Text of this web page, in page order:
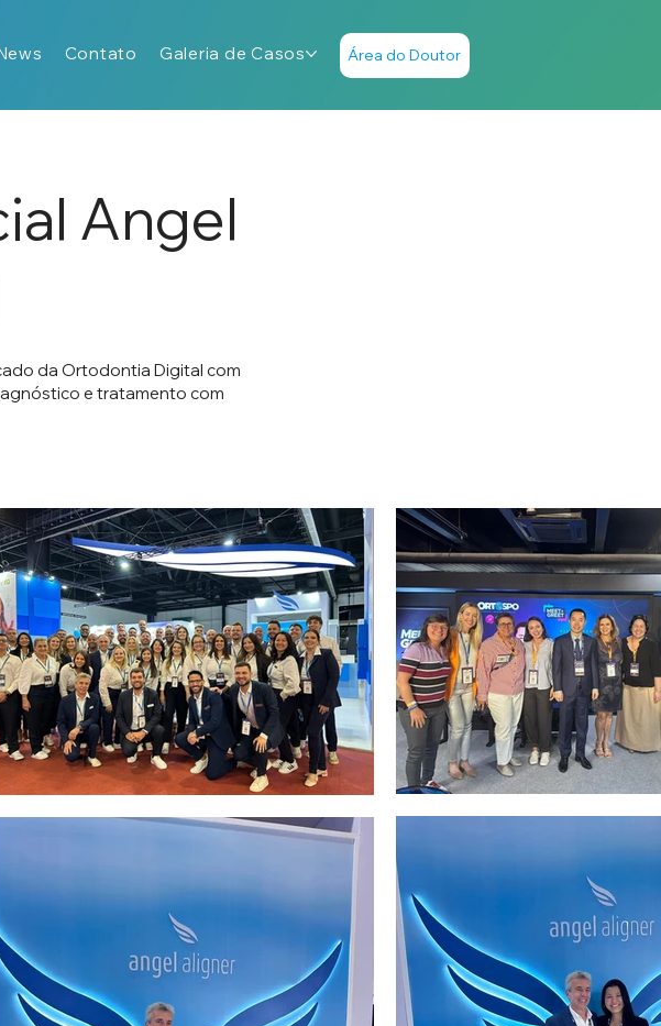
Contato Galeria de Casos Área do Doutor
Angel
da Ortodontia Digital com
e tratamento com